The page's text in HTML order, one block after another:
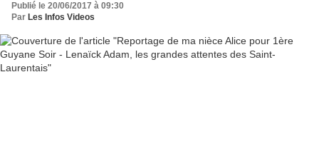
Publié le 20/06/2017 à 09:30
Par Les Infos Videos